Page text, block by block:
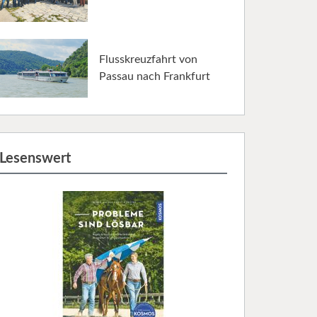
Flusskreuzfahrt von
Passau nach Frankfurt
Lesenswert